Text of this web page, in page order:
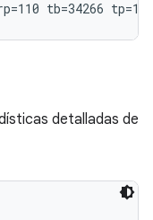
detalladas de